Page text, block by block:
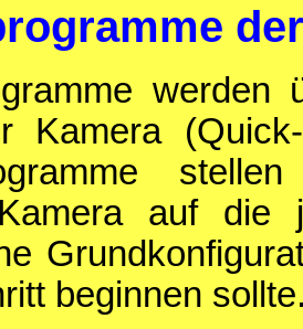
werden
Kamera
auf die
beginnen